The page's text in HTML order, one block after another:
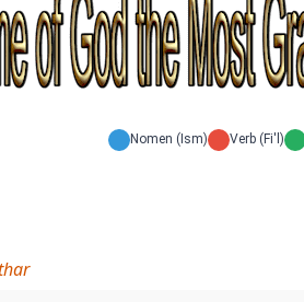
Nomen (Ism) Verb (Fi'l)